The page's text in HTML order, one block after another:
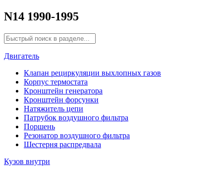
N14 1990-1995
Двигатель
Клапан рециркуляции выхлопных газов
Корпус термостата
Кронштейн генератора
Кронштейн форсунки
Натяжитель цепи
Патрубок воздушного фильтра
Поршень
Резонатор воздушного фильтра
Шестерня распредвала
Кузов внутри